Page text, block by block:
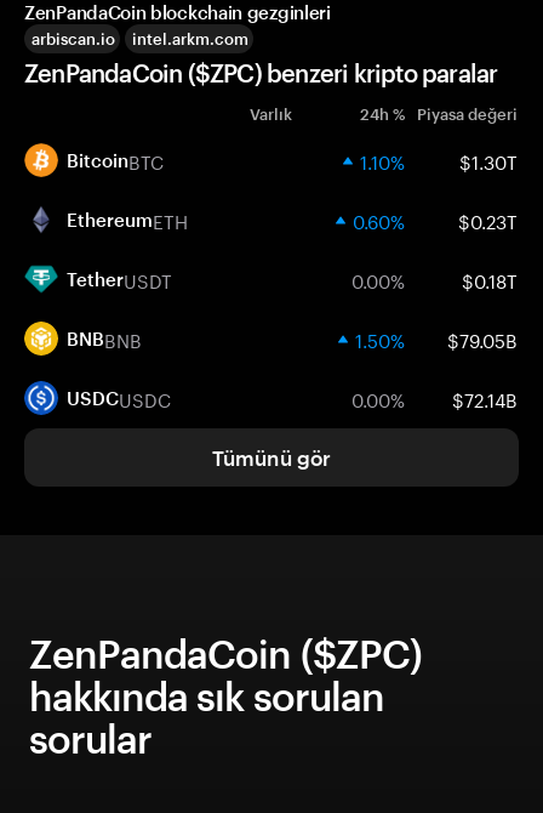
ZenPandaCoin blockchain gezginleri
arbiscan.io intel.arkm.com
ZenPandaCoin ($ZPC) benzeri kripto paralar
Varlık 24h % Piyasa değeri
BitcoinBTC 1.10% $1.30T
EthereumETH 0.60% $0.23T
TetherUSDT 0.00% $0.18T
BNBBNB 1.50% $79.05B
USDCUSDC 0.00% $72.14B
Tümünü gör
ZenPandaCoin ($ZPC)
hakkında sık sorulan
sorular